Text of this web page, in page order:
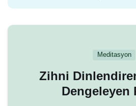
Meditasyon
Zihni
Dengeleyen